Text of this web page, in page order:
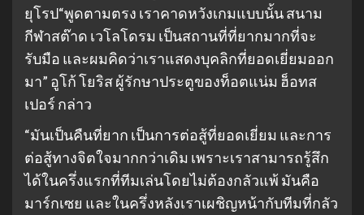
ยุโรป“พูดตามตรง เราคาดหวังเกมแบบนั้น สนาม
กีฬาสต๊าด เวโลโดรม เป็นสถานที่ที่ยากมากที่จะ
รับมือ และผมคิดว่าเราแสดงบุคลิกที่ยอดเยี่ยมออก
มา” อูโก้ โยริส ผู้รักษาประตูของท็อตแน่ม ฮ็อทส
เปอร์ กล่าว
“มันเป็นคืนที่ยาก เป็นการต่อสู้ที่ยอดเยี่ยม และการ
ต่อสู้ทางจิตใจมากกว่าเดิม เพราะเราสามารถรู้สึก
ได้ในครึ่งแรกที่ทีมเล่นโดยไม่ต้องกลัวแพ้ มันคือ
มาร์กเซย และในครึ่งหลังเราเผชิญหน้ากับทีมที่กลัว